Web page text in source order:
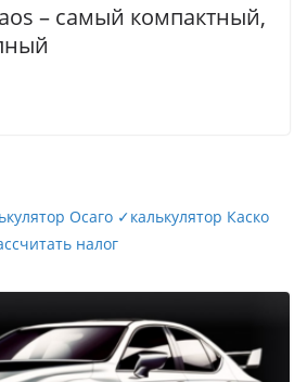
– самый компактный,
Осаго ✓калькулятор Каско
налог